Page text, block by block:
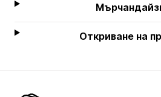
Откриване на